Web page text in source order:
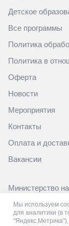
Мы используем
для аналитики (в
Детское
Все программы
Политика
Политика в
Оферта
Новости
Мероприятия
Контакты
Оплата и
Вакансии
Министерство
https://